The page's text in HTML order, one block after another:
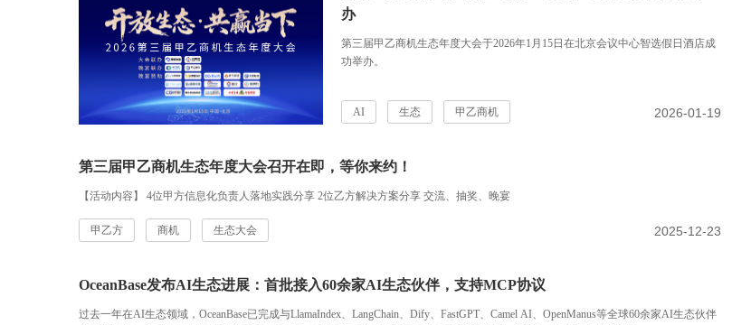
办
第三届甲乙商机生态年度大会于2026年1月15日在北京会议中心智选假日酒店成
功举办。
AI 生态 甲乙商机 2026-01-19
第三届甲乙商机生态年度大会召开在即，等你来约！
【活动内容】 4位甲方信息化负责人落地实践分享 2位乙方解决方案分享 交流、抽奖、晚宴
甲乙方 商机 生态大会 2025-12-23
OceanBase发布AI生态进展：首批接入60余家AI生态伙伴，支持MCP协议
过去一年在AI生态领域，OceanBase已完成与LlamaIndex、LangChain、Dify、FastGPT、Camel AI、OpenManus等全球60余家AI生态伙伴